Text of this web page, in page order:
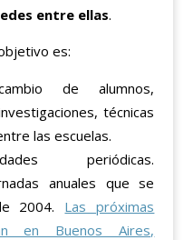
entre ellas.
es:
de alumnos,
técnicas
las escuelas.
periódicas.
anuales que se
2004. Las próximas
en Buenos Aires,